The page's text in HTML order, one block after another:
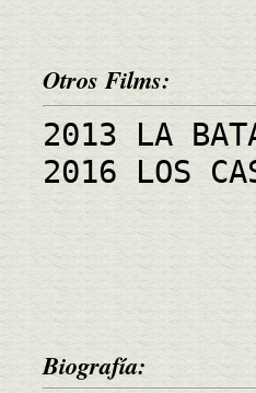
Otros Films:
2013 LA
2016 LOS
Biografía: